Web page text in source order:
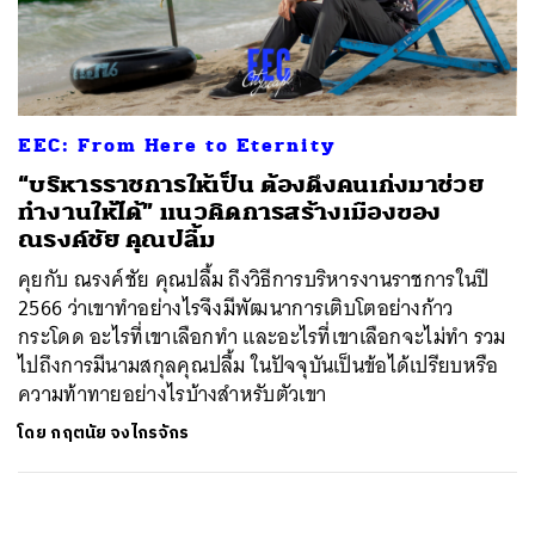
EEC: From Here to Eternity
“บริหารราชการให้เป็น ต้องดึงคนเก่งมาช่วย
ทำงานให้ได้” แนวคิดการสร้างเมืองของ
ณรงค์ชัย คุณปลื้ม
คุยกับ ณรงค์ชัย คุณปลื้ม ถึงวิธีการบริหารงานราชการในปี
2566 ว่าเขาทำอย่างไรจึงมีพัฒนาการเติบโตอย่างก้าว
กระโดด อะไรที่เขาเลือกทำ และอะไรที่เขาเลือกจะไม่ทำ รวม
ไปถึงการมีนามสกุลคุณปลื้ม ในปัจจุบันเป็นข้อได้เปรียบหรือ
ความท้าทายอย่างไรบ้างสำหรับตัวเขา
โดย กฤตนัย จงไกรจักร
ค้นหา